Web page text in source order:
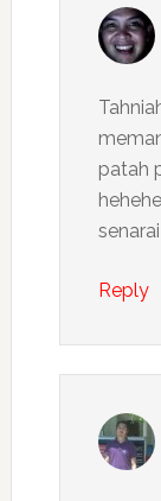
patah
Reply